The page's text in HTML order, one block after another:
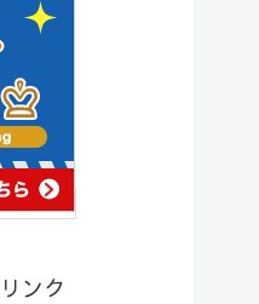
ンク